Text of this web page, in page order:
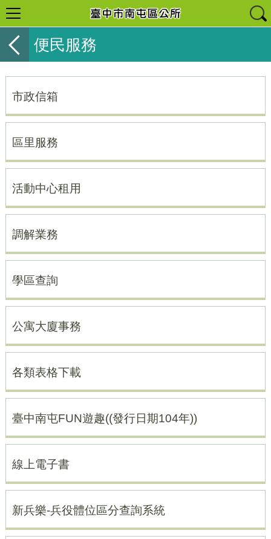
便民服務
市政信箱
區里服務
活動中心租用
調解業務
學區查詢
公寓大廈事務
各類表格下載
臺中南屯FUN遊趣((發行日期104年))
線上電子書
新兵樂-兵役體位區分查詢系統